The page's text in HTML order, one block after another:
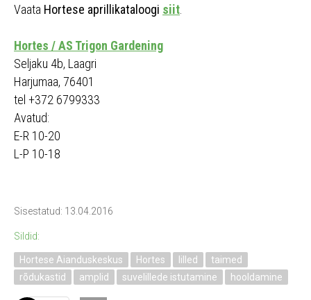
Vaata Hortese aprillikataloogi siit
Hortes / AS Trigon Gardening
Seljaku 4b, Laagri
Harjumaa, 76401
tel +372 6799333
Avatud:
E-R 10-20
L-P 10-18
Sisestatud: 13.04.2016
Sildid:
Hortese Aianduskeskus Hortes lilled
taimed
rõdukastid
amplid suvelillede istutamine hooldamine